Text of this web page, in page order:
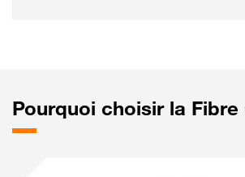
Pourquoi choisir la Fibre